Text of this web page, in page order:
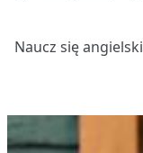
Naucz się angielski